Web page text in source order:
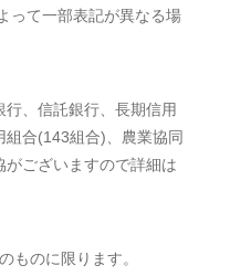
って一部表記が異なる場
、信託銀行、長期信用
合(143組合)、農業協同
ございますので詳細は
ものに限ります。